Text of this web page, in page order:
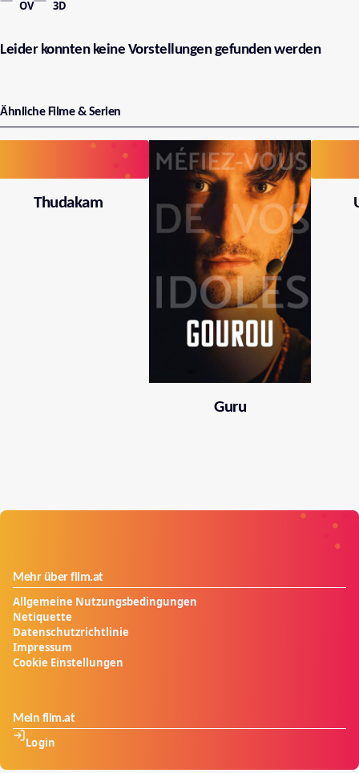
OV 3D
Leider konnten keine Vorstellungen gefunden werden
Ähnliche Filme & Serien
Thudakam
Guru
Mehr über film.at
Allgemeine Nutzungsbedingungen
Netiquette
Datenschutzrichtlinie
Impressum
Cookie Einstellungen
Mein film.at
Login